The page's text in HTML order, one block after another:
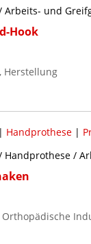
Arbeits- und
Hook
Herstellung
| Handprothese|
Handprothese /
Orthopädische